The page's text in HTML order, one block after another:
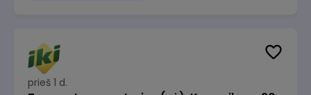
prieš 1 d.